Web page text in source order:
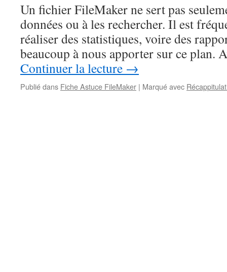
Un fichier FileMaker ne sert pas
données ou à les rechercher. Il est
réaliser des statistiques, voire des
beaucoup à nous apporter sur ce plan.
Continuer la lecture →
Publié dans Fiche Astuce FileMaker | Marqué avec